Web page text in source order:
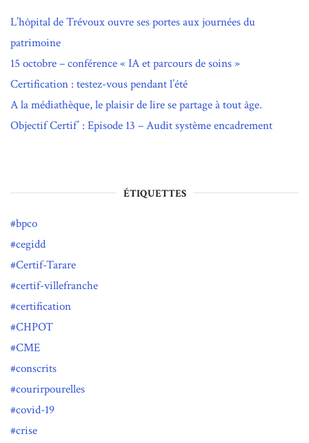
L’hôpital de Trévoux ouvre ses portes aux journées du
patrimoine
15 octobre – conférence « IA et parcours de soins »
Certification : testez-vous pendant l’été
A la médiathèque, le plaisir de lire se partage à tout âge.
Objectif Certif’ : Episode 13 – Audit système encadrement
ÉTIQUETTES
bpco
cegidd
Certif-Tarare
certif-villefranche
certification
CHPOT
CME
conscrits
courirpourelles
covid-19
crise